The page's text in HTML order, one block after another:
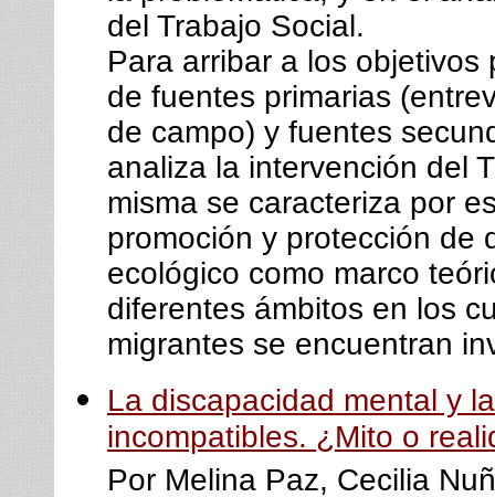
del Trabajo Social.
Para arribar a los
de fuentes primarias
de campo) y fuentes
analiza la intervención del
misma se caracteriza por
promoción y protección de
ecológico como marco
diferentes ámbitos en los
migrantes se encuentran
La discapacidad mental y
incompatibles. ¿Mito o
Por Melina Paz, Cecilia